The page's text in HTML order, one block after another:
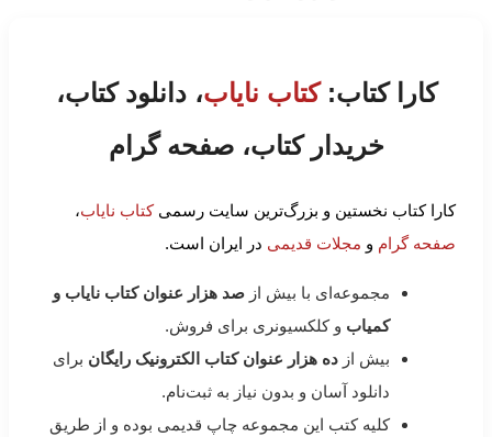
کارا کتاب:کتاب نایاب، دانلود کتاب،
خریدار کتاب، صفحه گرام
کارا کتاب نخستین و بزرگ‌ترین سایت رسمیکتاب نایاب،
صفحه گرام و مجلات قدیمی در ایران است.
مجموعه‌ای با بیش از صد هزار عنوان کتاب نایاب و
کمیاب و کلکسیونری برای فروش.
بیش از ده هزار عنوان کتاب الکترونیک رایگان برای
دانلود آسان و بدون نیاز به ثبت‌نام.
کلیه کتب این مجموعه چاپ قدیمی بوده و از طریق